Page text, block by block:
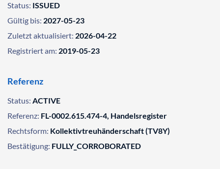
Status: ISSUED
Gültig bis: 2027-05-23
Zuletzt aktualisiert: 2026-04-22
Registriert am: 2019-05-23
Referenz
Status: ACTIVE
Referenz: FL-0002.615.474-4, Handelsregister
Rechtsform: Kollektivtreuhänderschaft (TV8Y)
Bestätigung: FULLY_CORROBORATED